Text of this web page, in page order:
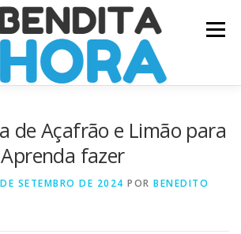
Menu
de Açafrão e Limão para
fazer
SETEMBRO DE 2024 POR BENEDITO